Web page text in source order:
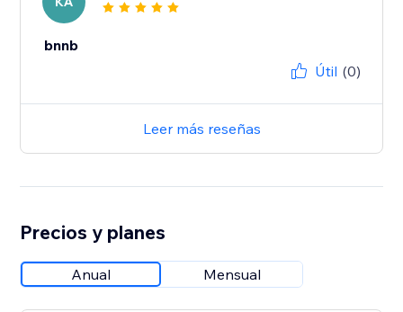
bnnb
Útil (0)
Leer más reseñas
Precios y planes
Anual Mensual